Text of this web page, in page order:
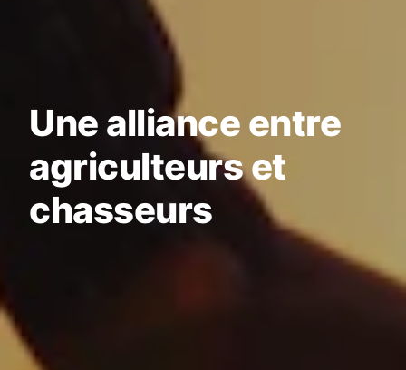
Une alliance entre
agriculteurs et
chasseurs